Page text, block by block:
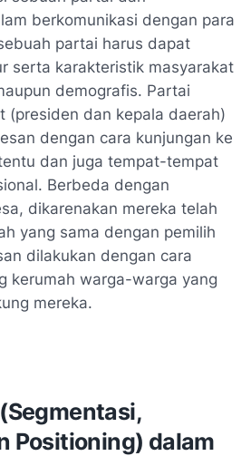
berkomunikasi dengan para
partai harus dapat
serta karakteristik masyarakat
demografis. Partai
(presiden dan kepala daerah)
dengan cara kunjungan ke
dan juga tempat-tempat
Berbeda dengan
dikarenakan mereka telah
yang sama dengan pemilih
dilakukan dengan cara
kerumah warga-warga yang
mereka.
Positioning) dalam